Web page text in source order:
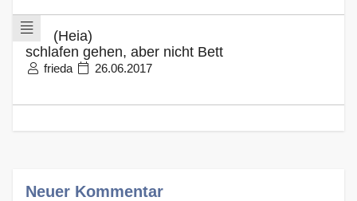
(Heia)
schlafen gehen, aber nicht Bett
frieda 26.06.2017
Neuer Kommentar